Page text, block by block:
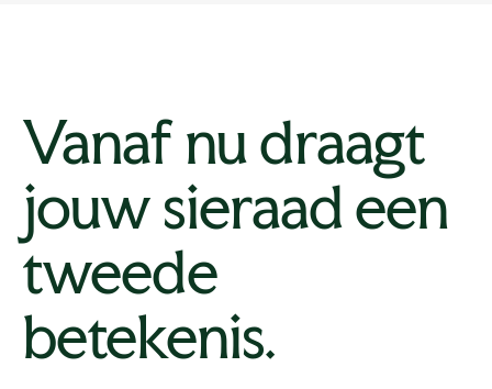
Vanaf nu draagt
jouw sieraad een
tweede
betekenis.